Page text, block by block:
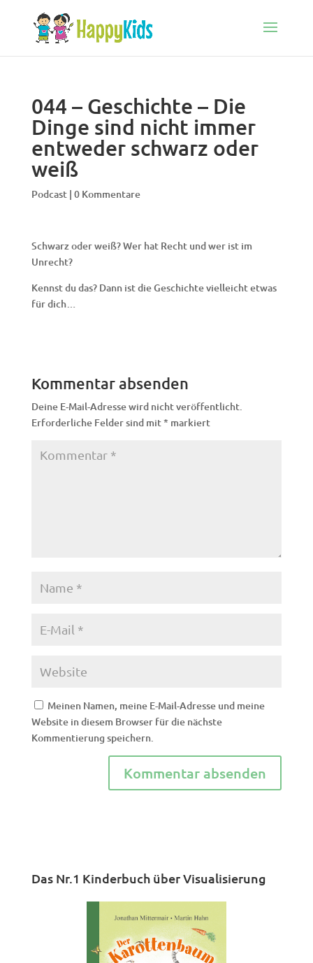
044 – Geschichte – Die
Dinge sind nicht immer
entweder schwarz oder
weiß
Podcast| 0 Kommentare
Schwarz oder weiß? Wer hat Recht und wer ist im
Unrecht?
Kennst du das? Dann ist die Geschichte vielleicht etwas
für dich…
Kommentar absenden
Deine E-Mail-Adresse wird nicht veröffentlicht.
Erforderliche Felder sind mit* markiert
Meinen Namen, meine E-Mail-Adresse und meine
Website in diesem Browser für die nächste
Kommentierung speichern.
Das Nr.1 Kinderbuch über Visualisierung